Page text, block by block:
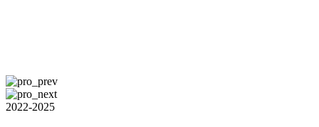
2022-2025